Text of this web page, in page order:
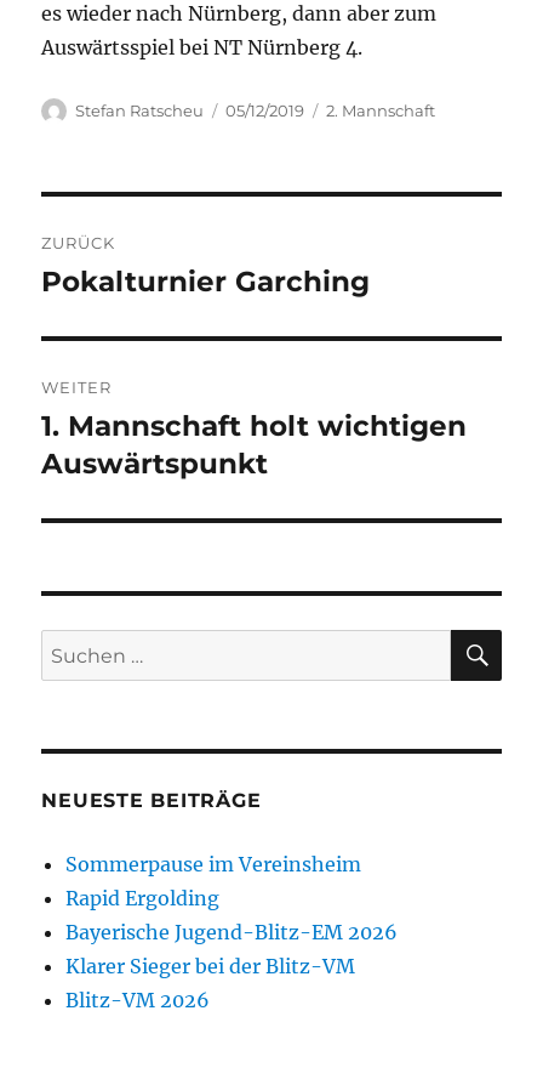
es wieder nach Nürnberg, dann aber zum
Auswärtsspiel bei NT Nürnberg 4.
Autor
Stefan Ratscheu
Veröffentlicht
05/12/2019 Kategorien
2. Mannschaft
ZURÜCK
Vorheriger
Pokalturnier Garching
WEITER
Nächster
Beitrag:
1. Mannschaft holt wichtigen
Auswärtspunkt
Suchen
nach:
NEUESTE BEITRÄGE
Sommerpause im Vereinsheim
Rapid Ergolding
Bayerische Jugend-Blitz-EM 2026
Klarer Sieger bei der Blitz-VM
Blitz-VM 2026